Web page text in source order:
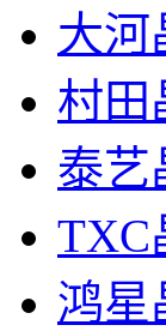
大河
村田
泰艺
TXC
鸿星